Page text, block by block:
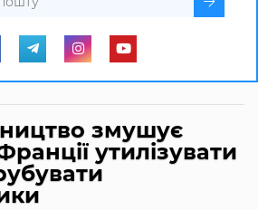
змушує
утилізувати